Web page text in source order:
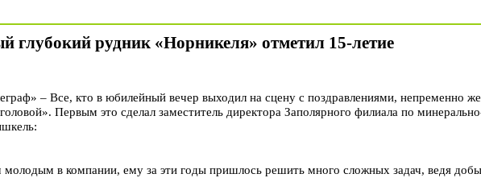
глубокий рудник «Норникеля» отметил 15-летие
– Все, кто в юбилейный вечер выходил на сцену с поздравлениями, непременно
Первым это сделал заместитель директора Заполярного филиала по
молодым в компании, ему за эти годы пришлось решить много сложных задач, ведя